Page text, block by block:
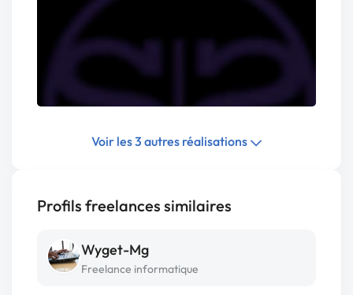
Voir les 3 autres réalisations
Profils freelances similaires
Wyget-Mg
Freelance informatique